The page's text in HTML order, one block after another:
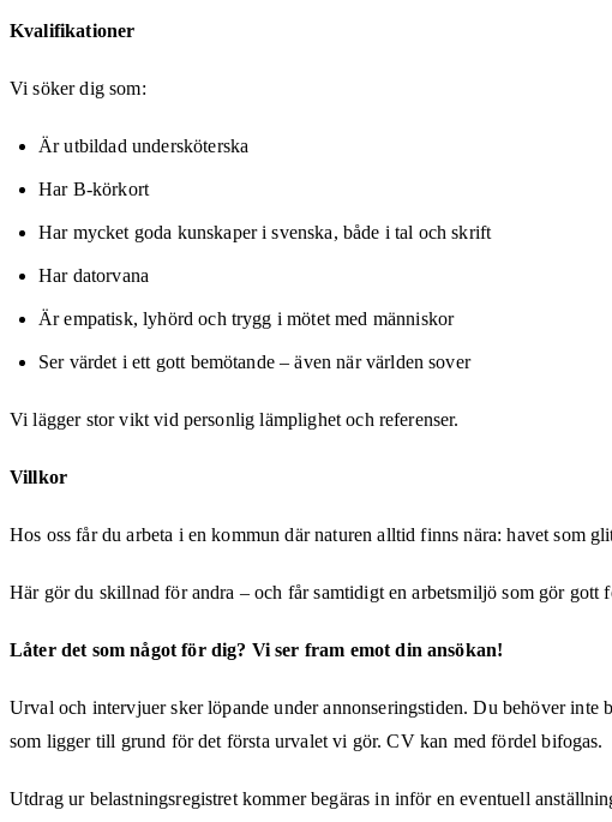
Kvalifikationer
Vi söker dig som:
Är utbildad undersköterska
Har B‑körkort
Har mycket goda kunskaper i svenska, både i tal och skrift
Har datorvana
Är empatisk, lyhörd och trygg i mötet med människor
Ser värdet i ett gott bemötande – även när världen sover
Vi lägger stor vikt vid personlig lämplighet och referenser.
Villkor
Hos oss får du arbeta i en kommun där naturen alltid finns nära: havet som
Här gör du skillnad för andra – och får samtidigt en arbetsmiljö som gör gott
Låter det som något för dig? Vi ser fram emot din ansökan!
Urval och intervjuer sker löpande under annonseringstiden. Du behöver
som ligger till grund för det första urvalet vi gör. CV kan med fördel bifogas.
Utdrag ur belastningsregistret kommer begäras in inför en eventuell